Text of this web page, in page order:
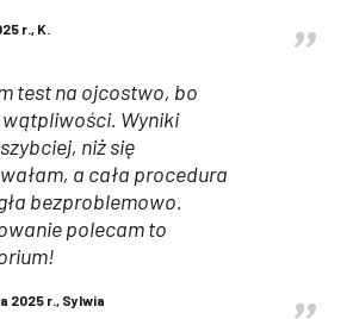
r., K.
test na ojcostwo, bo
wątpliwości. Wyniki
niż się
a cała procedura
bezproblemowo.
polecam to
2025 r., Sylwia